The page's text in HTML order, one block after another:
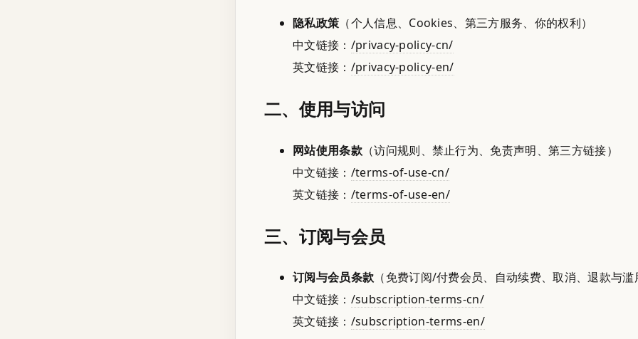
隐私政策 （个人信息、Cookies、第三方服务、你的权利）
中文链接： /privacy-policy-cn/
英文链接： /privacy-policy-en/
二、使用与访问
网站使用条款（访问规则、禁止行为、免责声明、第三方链接）
中文链接： /terms-of-use-cn/
英文链接： /terms-of-use-en/
三、订阅与会员
订阅与会员条款（免费订阅/付费会员、自动续费、取消、退款与滥
中文链接： /subscription-terms-cn/
英文链接： /subscription-terms-en/